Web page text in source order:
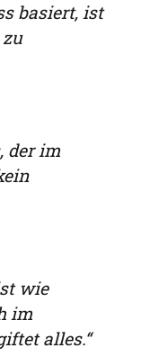
basiert, ist
der im
wie
im
alles.“